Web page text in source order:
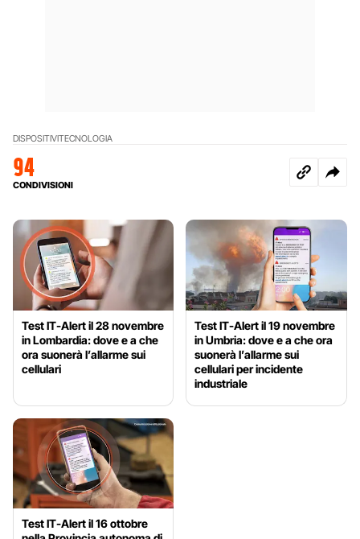
DISPOSITIVITECNOLOGIA
94
CONDIVISIONI
Test IT-Alert il 28 novembre
in Lombardia: dove e a che
ora suonerà l’allarme sui
cellulari
Test IT-Alert il 19 novembre
in Umbria: dove e a che ora
suonerà l’allarme sui
cellulari per incidente
industriale
Test IT-Alert il 16 ottobre